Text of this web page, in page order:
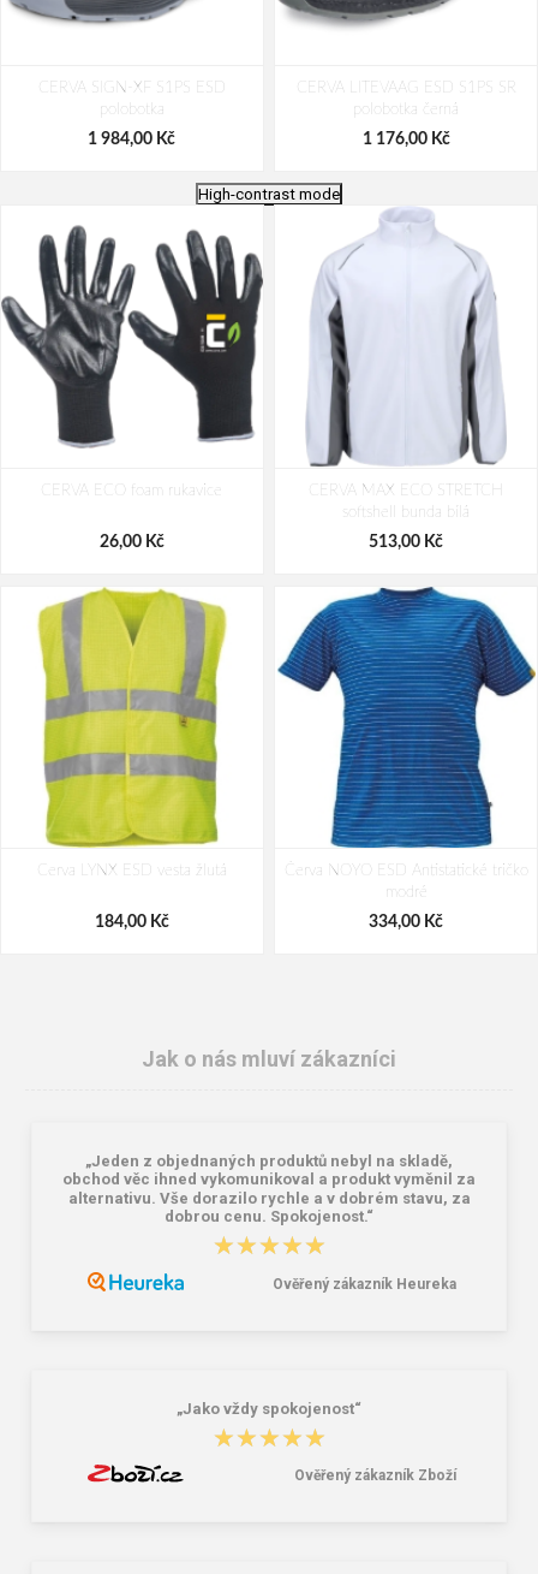
CERVA SIGN-XF S1PS ESD
polobotka
1 984,00 Kč
CERVA LITEVAAG ESD S1PS SR
polobotka černá
1 176,00 Kč
polobotka šedá
CERVA ULTRALIGHT MF ESD S1PS
SR polobotka
1 457,00 Kč
High-contrast mode
CERVA ECO foam rukavice
26,00 Kč
CERVA MAX ECO STRETCH
softshell bunda bílá
513,00 Kč
Cerva LYNX ESD vesta žlutá
184,00 Kč
Červa NOYO ESD Antistatické tričko
modré
334,00 Kč
Cerva NOYO ESD Antistatické V-
tričko navy
Cerva TITAN Pracovní kalhoty s
laclem zelené zimní
Jak o nás mluví zákazníci
„Jeden z objednaných produktů nebyl na skladě,
obchod věc ihned vykomunikoval a produkt vyměnil za
alternativu. Vše dorazilo rychle a v dobrém stavu, za
dobrou cenu. Spokojenost.“
★★★★★
★★★★★
Ověřený zákazník Heureka
„Jako vždy spokojenost“
★★★★★
★★★★★
Ověřený zákazník Zboží